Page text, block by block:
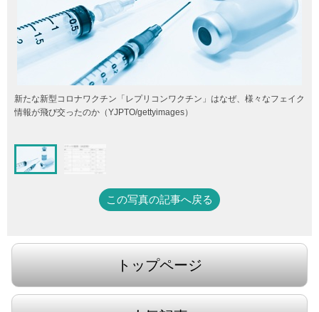
新たな新型コロナワクチン「レプリコンワクチン」はなぜ、様々なフェイク
情報が飛び交ったのか（YJPTO/gettyimages）
この写真の記事へ戻る
トップページ